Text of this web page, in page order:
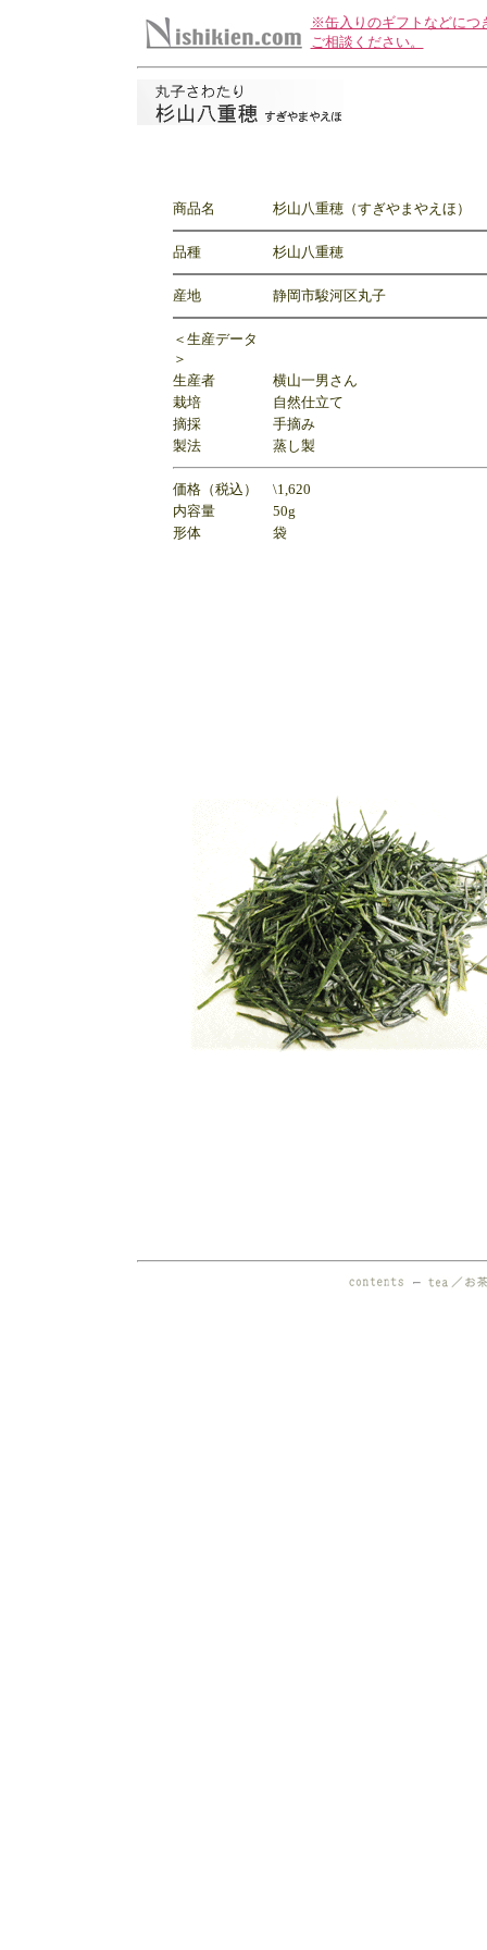
※缶入りのギフトなどにつ
ご相談ください。
商品名 杉山八重穂（すぎやまやえほ）
品種 杉山八重穂
産地 静岡市駿河区丸子
＜生産データ
＞
生産者
横山一男さん
栽培
自然仕立て
摘採
手摘み
製法
蒸し製
価格（税込）
\1,620
内容量
50g
形体
袋